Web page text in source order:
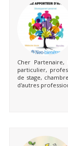
Cher
particulier,
de stage,
d'autres